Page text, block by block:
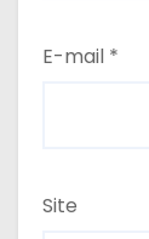
E-mail *
Site